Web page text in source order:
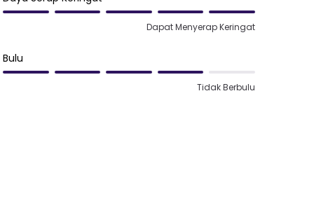
Dapat Menyerap Keringat
Bulu
Tidak Berbulu